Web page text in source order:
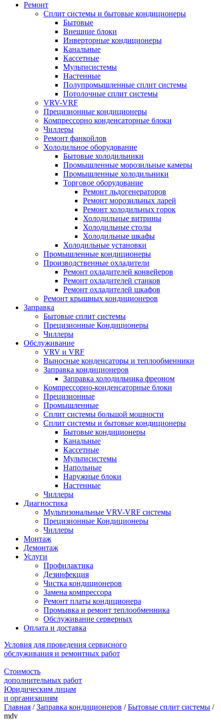
Ремонт
Сплит системы и бытовые кондиционеры
Бытовые
Внешние блоки
Инверторные кондиционеры
Канальные
Кассетные
Мультисистемы
Настенные
Полупромышленные сплит системы
Потолочные сплит системы
VRV-VRF
Прецизионные кондиционеры
Компрессорно конденсаторные блоки
Чиллеры
Ремонт фанкойлов
Холодильное оборудование
Бытовые холодильники
Промышленные морозильные камеры
Промышленные холодильники
Торговое оборудование
Ремонт льдогенераторов
Ремонт морозильных ларей
Ремонт холодильных горок
Холодильные витрины
Холодильные столы
Холодильные шкафы
Холодильные установки
Промышленные кондиционеры
Производственные охладители
Ремонт охладителей конвейеров
Ремонт охладителей станков
Ремонт охладителей шкафов
Ремонт крышных кондиционеров
Заправка
Бытовые сплит системы
Прецизионные Кондиционеры
Чиллеры
Обслуживание
VRV и VRF
Выносные конденсаторы и теплообменники
Заправка кондиционеров
Заправка холодильника фреоном
Компрессорно-конденсаторные блоки
Прецизионные
Промышленные
Сплит системы большой мощности
Сплит системы и бытовые кондиционеры
Бытовые кондиционеры
Канальные
Кассетные
Мультисистемы
Напольные
Наружные блоки
Настенные
Чиллеры
Диагностика
Мультизональные VRV-VRF системы
Прецизионные Кондиционеры
Чиллеры
Монтаж
Демонтаж
Услуги
Профилактика
Дезинфекция
Чистка кондиционеров
Замена компрессора
Ремонт платы кондиционера
Промывка и ремонт теплообменника
Обслуживание серверных
Оплата и доставка
Условия для проведения сервисного
обслуживания и ремонтных работ
Стоимость
дополнительных работ
Юридическим лицам
и организациям
Главная /Заправка кондиционеров /Бытовые сплит системы /
mdv